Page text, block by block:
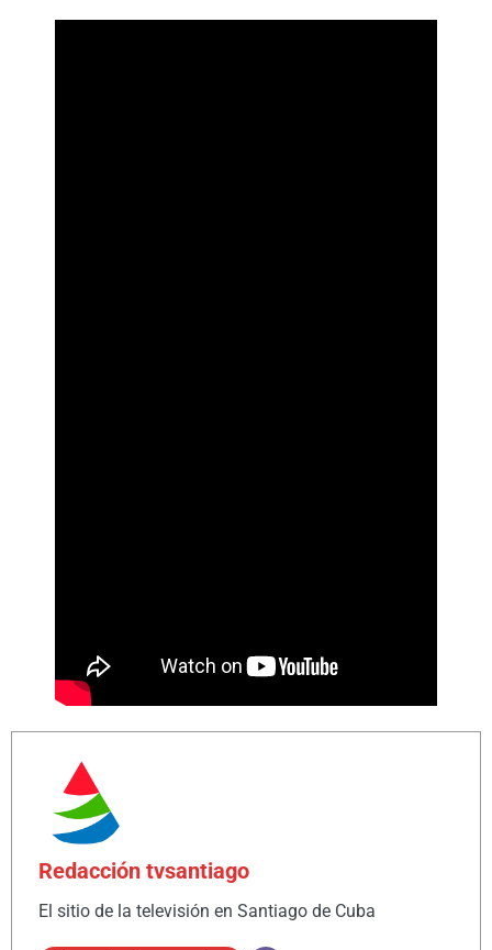
Redacción tvsantiago
El sitio de la televisión en Santiago de Cuba